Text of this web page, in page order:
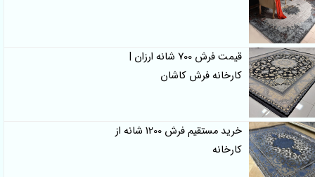
قیمت فرش 700 شانه ارزان |
کارخانه فرش کاشان
خرید مستقیم فرش 1200 شانه از
کارخانه